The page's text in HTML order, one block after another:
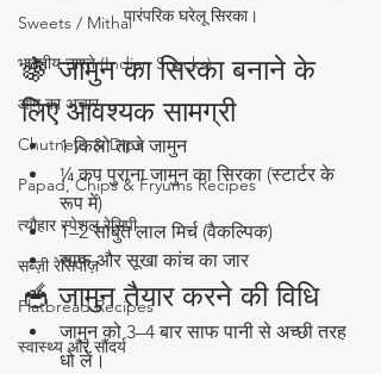
Sweets / Mithai
भारतीय नाश्ते (Indian Snacks)
आम का अचार
Chutneys & Dips
Papad, Chips & Fryums Recipes
त्यौहार स्पेशल रेसिपी
सब्ज़ी रेसिपीज़
Flatbread Recipes
स्वास्थ्य और सौंदर्य
पारंपरिक घरेलू सिरका।
🍇 जामुन का सिरका बनाने के
लिए आवश्यक सामग्री
1 किलो ताजे जामुन
¼ कप पुराना जामुन का सिरका (स्टार्टर के
रूप में)
1–2 साबुत लाल मिर्च (वैकल्पिक)
साफ और सूखा कांच का जार
🥣 जामुन तैयार करने की विधि
जामुन को 3–4 बार साफ पानी से अच्छी तरह
धो लें।